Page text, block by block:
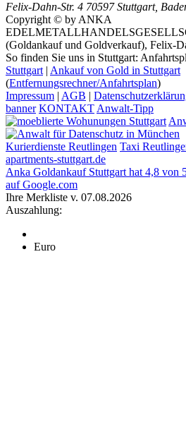
Felix-Dahn-Str. 4 70597 Stuttgart,
Copyright © by ANKA
(Goldankauf und Goldverkauf), Felix-
So finden Sie uns in Stuttgart:
Stuttgart | Ankauf von Gold in Stuttgart
(Entfernungsrechner/Anfahrtsplan)
Impressum | AGB |
banner KONTAKT Anwalt-Tipp
Kurierdienste Reutlingen Taxi
apartments-stuttgart.de
Anka Goldankauf Stuttgart hat 4,8 von
auf Google.com
Ihre Merkliste v. 07.08.2026
Auszahlung:
Euro